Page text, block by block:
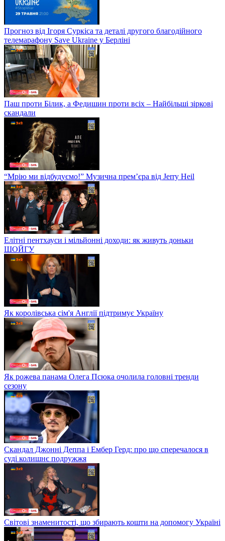
Прогноз від Ігоря Суркіса та деталі другого благодійного
телемарафону Save Ukraine у Берліні
Паш проти Білик, а Федишин проти всіх – Найбільші зіркові
скандали
“Мрію ми відбудуємо!” Музична прем’єра від Jerry Heil
Елітні пентхауси і мільйонні доходи: як живуть доньки
ШОЙГУ
Як королівська сім'я Англії підтримує Україну
Як рожева панама Олега Псюка очолила головні тренди
сезону
Скандал Джонні Деппа і Ембер Герд: про що сперечалося в
суді колишнє подружжя
Світові знаменитості, що збирають кошти на допомогу Україні